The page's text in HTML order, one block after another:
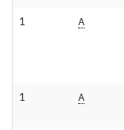
1 A
1 A